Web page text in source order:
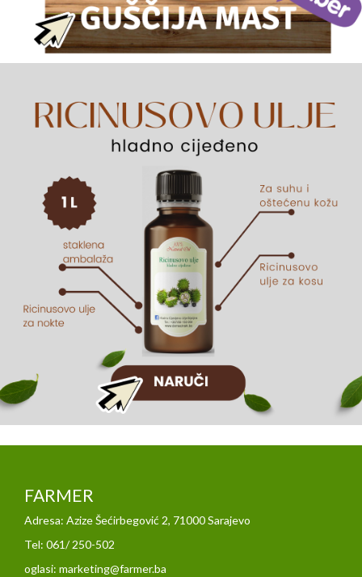
FARMER
Adresa: Azize Šećirbegović 2, 71000 Sarajevo
Tel: 061/ 250-502
oglasi: marketing@farmer.ba